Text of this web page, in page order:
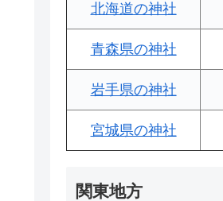
北海道の神社
青森県の神社
岩手県の神社
宮城県の神社
関東地方